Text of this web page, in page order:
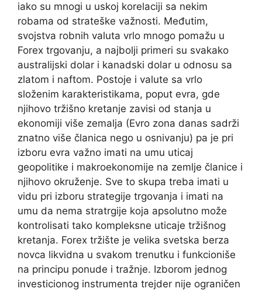
iako su mnogi u uskoj korelaciji sa nekim
robama od strateške važnosti. Međutim,
svojstva robnih valuta vrlo mnogo pomažu u
Forex trgovanju, a najbolji primeri su svakako
australijski dolar i kanadski dolar u odnosu sa
zlatom i naftom. Postoje i valute sa vrlo
složenim karakteristikama, poput evra, gde
njihovo tržišno kretanje zavisi od stanja u
ekonomiji više zemalja (Evro zona danas sadrži
znatno više članica nego u osnivanju) pa je pri
izboru evra važno imati na umu uticaj
geopolitike i makroekonomije na zemlje članice i
njihovo okruženje. Sve to skupa treba imati u
vidu pri izboru strategije trgovanja i imati na
umu da nema stratrgije koja apsolutno može
kontrolisati tako kompleksne uticaje tržišnog
kretanja. Forex tržište je velika svetska berza
novca likvidna u svakom trenutku i funkcioniše
na principu ponude i tražnje. Izborom jednog
investicionog instrumenta trejder nije ograničen